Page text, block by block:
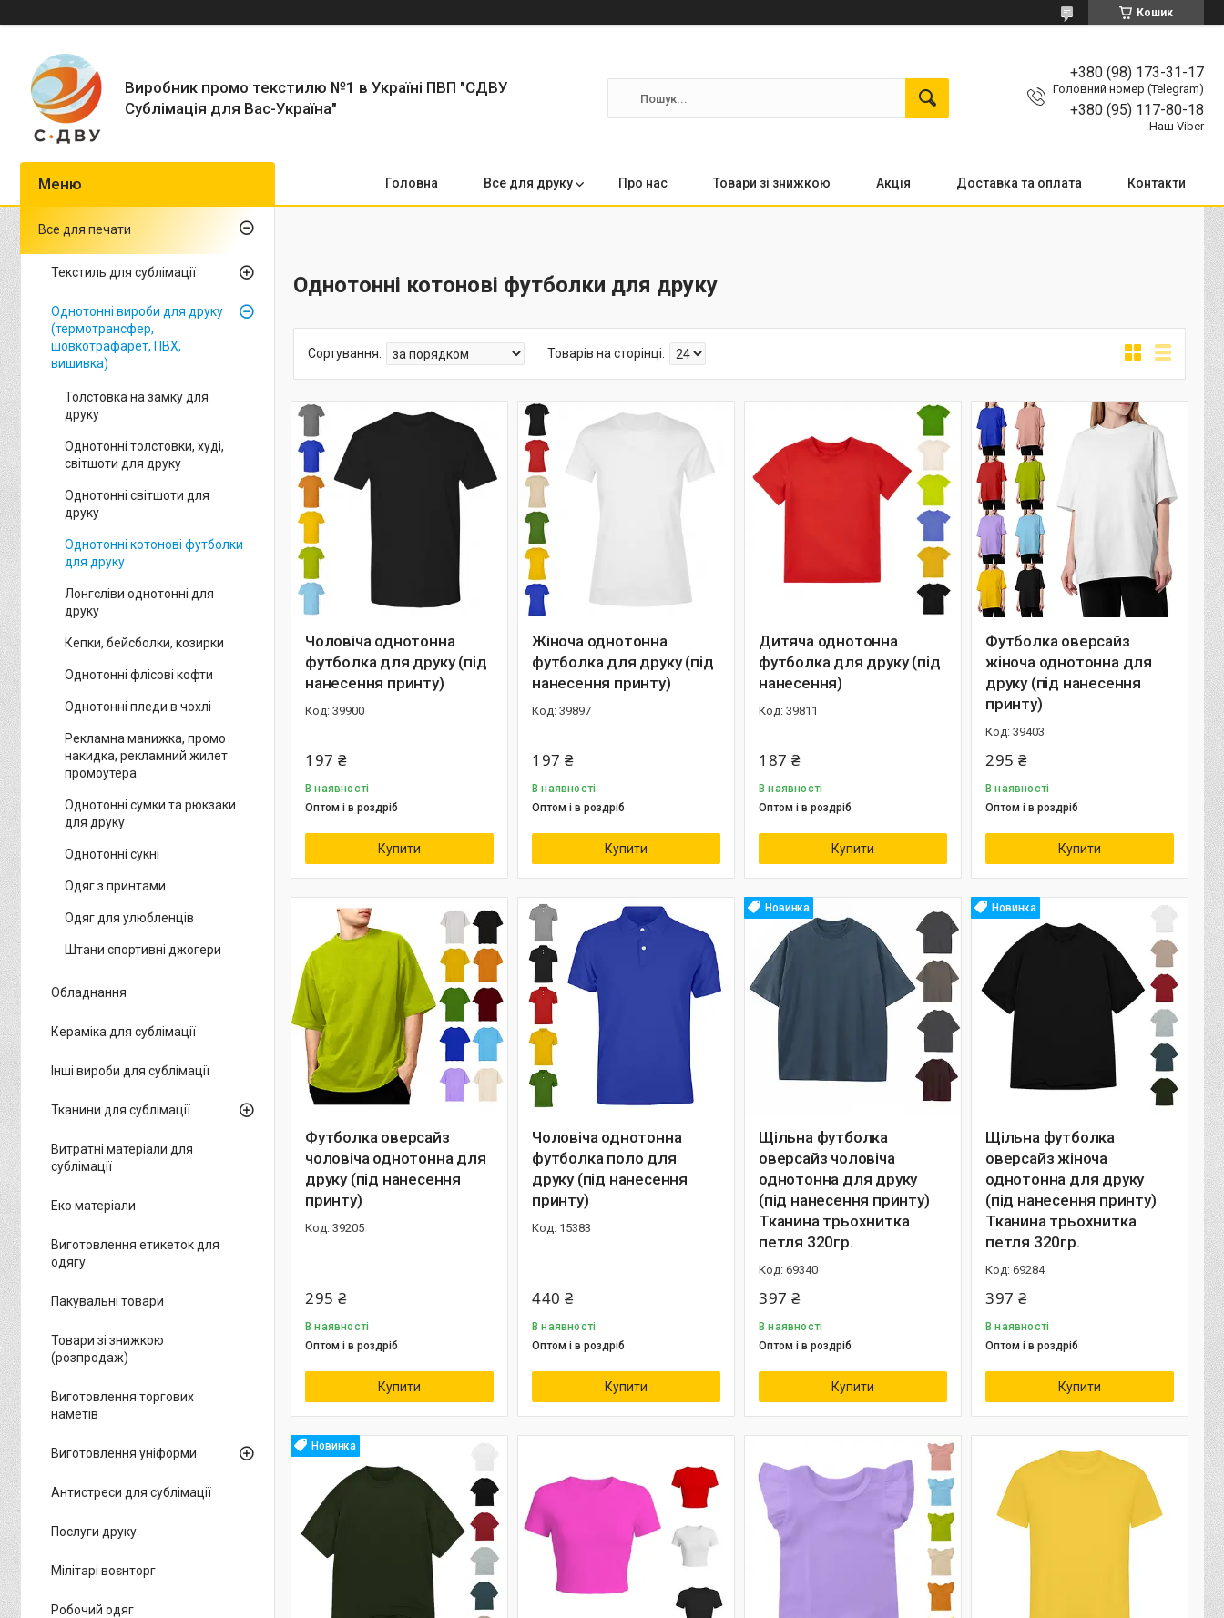
Кошик
Виробник промо текстилю №1 в Україні ПВП "СДВУ
Сублімація для Вас-Україна"
+380 (98) 173-31-17
Головний номер (Telegram)
+380 (95) 117-80-18
Наш Viber
Головна Все для друку Про нас Товари зі знижкою Акція Доставка та оплата Контакти
Однотонні котонові футболки для друку
Чоловіча однотонна
футболка для друку (під
нанесення принту)
39900
197 ₴
В наявності
Оптом і в роздріб
Купити
Жіноча однотонна
футболка для друку (під
нанесення принту)
39897
197 ₴
В наявності
Оптом і в роздріб
Купити
Дитяча однотонна
футболка для друку (під
нанесення)
39811
187 ₴
В наявності
Оптом і в роздріб
Купити
Футболка оверсайз
жіноча однотонна для
друку (під нанесення
принту)
39403
295 ₴
В наявності
Оптом і в роздріб
Купити
Футболка оверсайз
чоловіча однотонна для
друку (під нанесення
принту)
39205
295 ₴
В наявності
Оптом і в роздріб
Купити
Чоловіча однотонна
футболка поло для
друку (під нанесення
принту)
15383
440 ₴
В наявності
Оптом і в роздріб
Купити
Новинка
Щільна футболка
оверсайз чоловіча
однотонна для друку
(під нанесення принту)
Тканина трьохнитка
петля 320гр.
69340
397 ₴
В наявності
Оптом і в роздріб
Купити
Новинка
Щільна футболка
оверсайз жіноча
однотонна для друку
(під нанесення принту)
Тканина трьохнитка
петля 320гр.
69284
397 ₴
В наявності
Оптом і в роздріб
Купити
Новинка
Все для печати
Текстиль для сублімації
Однотонні вироби для друку
(термотрансфер,
шовкотрафарет, ПВХ,
вишивка)
Толстовка на замку для
друку
Однотонні толстовки, худі,
світшоти для друку
Однотонні світшоти для
друку
Однотонні котонові футболки
для друку
Лонгсліви однотонні для
друку
Кепки, бейсболки, козирки
Однотонні флісові кофти
Однотонні пледи в чохлі
Рекламна манижка, промо
накидка, рекламний жилет
промоутера
Однотонні сумки та рюкзаки
для друку
Однотонні сукні
Одяг з принтами
Одяг для улюбленців
Штани спортивні джогери
Обладнання
Кераміка для сублімації
Інші вироби для сублімації
Тканини для сублімації
Витратні матеріали для
сублімації
Еко матеріали
Виготовлення етикеток для
одягу
Пакувальні товари
Товари зі знижкою
(розпродаж)
Виготовлення торгових
наметів
Виготовлення уніформи
Антистреси для сублімації
Послуги друку
Мілітарі воєнторг
Робочий одяг